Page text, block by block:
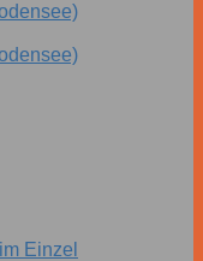
Einzel